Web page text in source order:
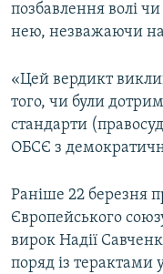
позбавлення волі
нею, незважаючи
«Цей вердикт
того, чи були
стандарти
ОБСЄ з
Раніше 22 березня
Європейського
вирок Надії
поряд із терактами